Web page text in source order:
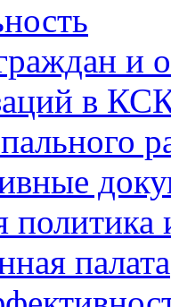
и
в
политика
палата